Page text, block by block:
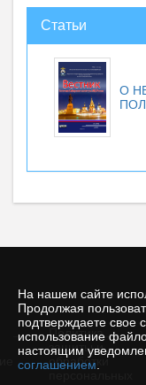
На нашем сайте
Продолжая
подтверждаете свое
использование
настоящим
соглашением
Статьи
О
Политика
защиты и
обработки